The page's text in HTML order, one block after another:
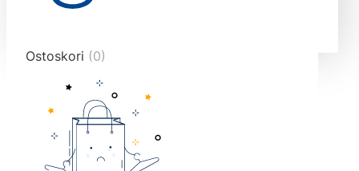
end="10">
Ostoskori (0)